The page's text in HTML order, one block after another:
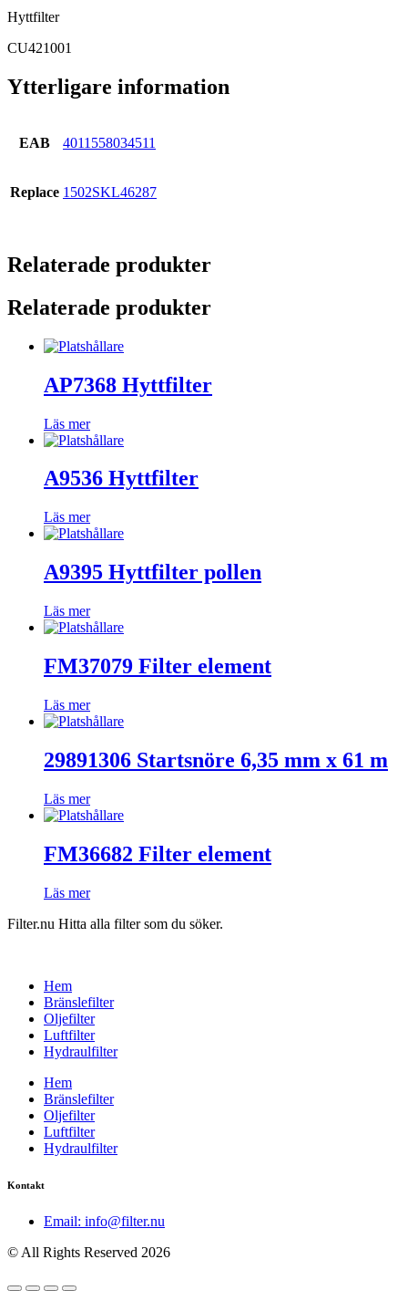
Hyttfilter
CU421001
Ytterligare information
EAB 4011558034511
Replace 1502SKL46287
Relaterade produkter
Relaterade produkter
AP7368 Hyttfilter
Läs mer
A9536 Hyttfilter
Läs mer
A9395 Hyttfilter pollen
Läs mer
FM37079 Filter element
Läs mer
29891306 Startsnöre 6,35 mm x 61 m
Läs mer
FM36682 Filter element
Läs mer
Filter.nu Hitta alla filter som du söker.
Hem
Bränslefilter
Oljefilter
Luftfilter
Hydraulfilter
Hem
Bränslefilter
Oljefilter
Luftfilter
Hydraulfilter
Kontakt
Email: info@filter.nu
© All Rights Reserved 2026